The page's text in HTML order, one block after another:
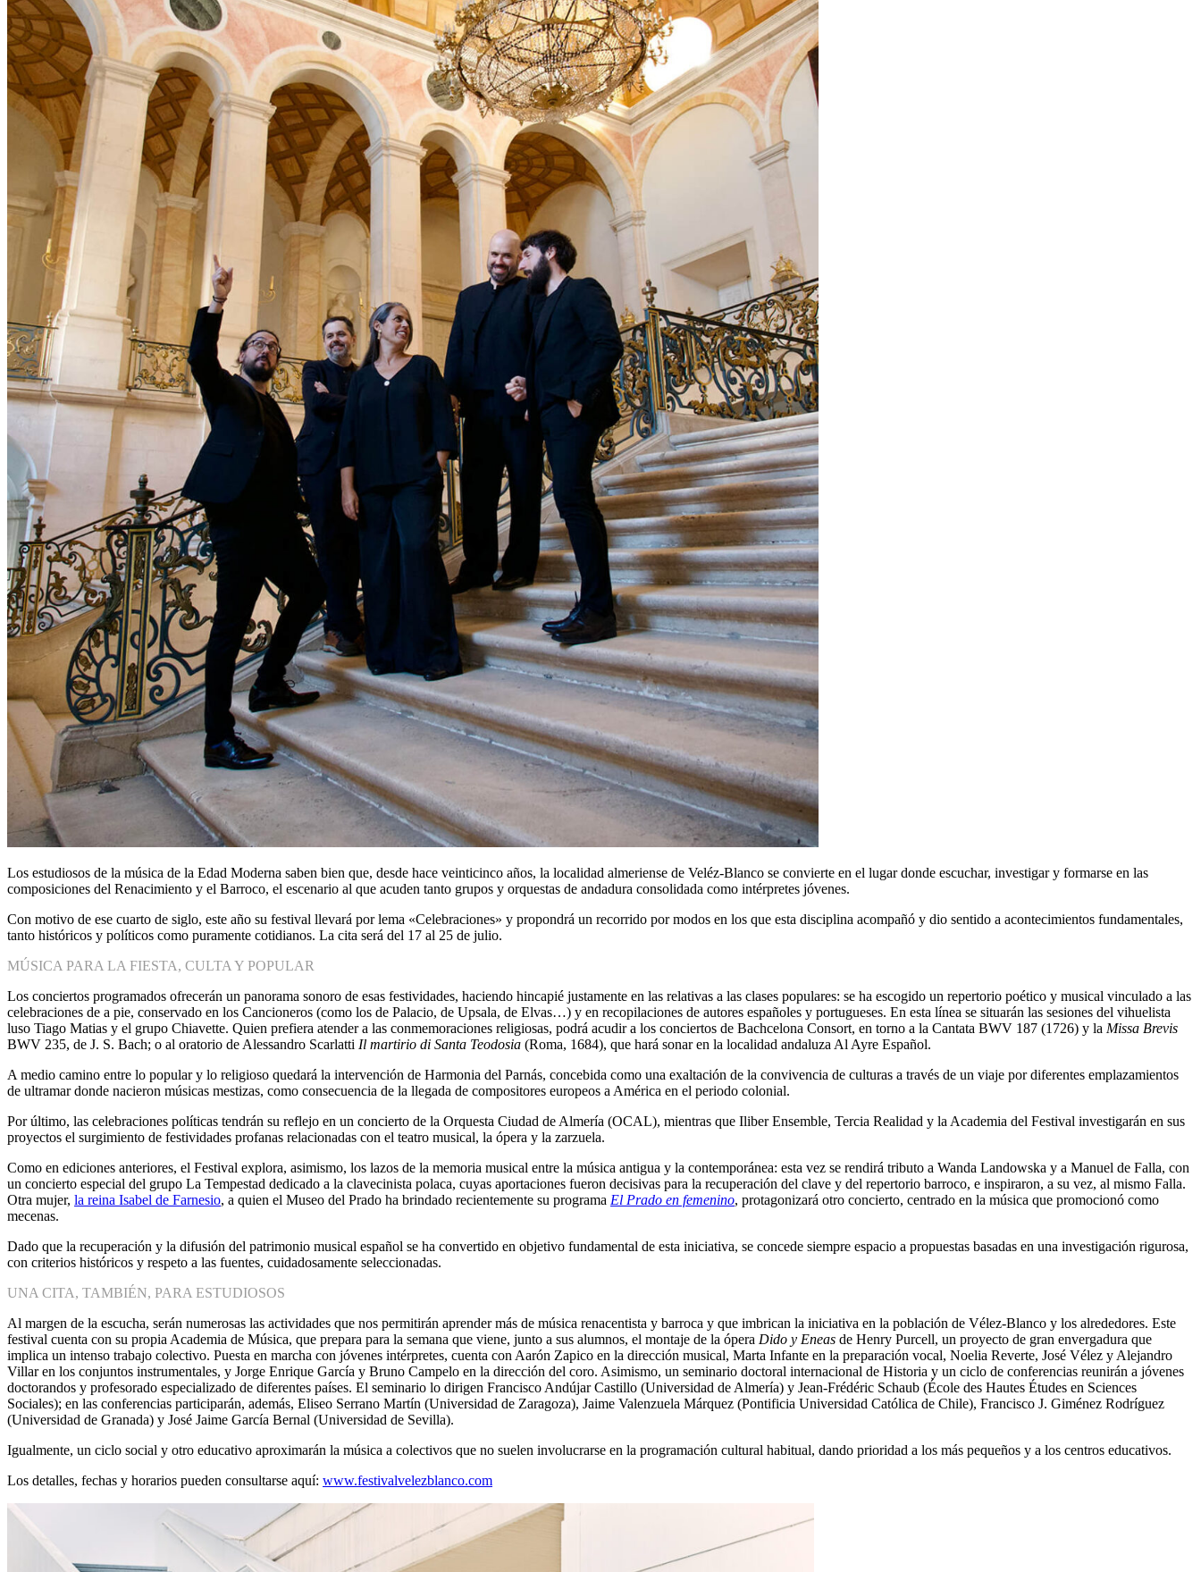
Los estudiosos de la música de la Edad Moderna saben bien que, desde hace veinticinco años, la localidad almeriense de Veléz-Blanco se convierte en el lugar donde escuchar, investigar y formarse en las
composiciones del Renacimiento y el Barroco, el escenario al que acuden tanto grupos y orquestas de andadura consolidada como intérpretes jóvenes.
Con motivo de ese cuarto de siglo, este año su festival llevará por lema «Celebraciones» y propondrá un recorrido por modos en los que esta disciplina acompañó y dio sentido a acontecimientos fundamentales,
tanto históricos y políticos como puramente cotidianos. La cita será del 17 al 25 de julio.
MÚSICA PARA LA FIESTA, CULTA Y POPULAR
Los conciertos programados ofrecerán un panorama sonoro de esas festividades, haciendo hincapié justamente en las relativas a las clases populares: se ha escogido un repertorio poético y musical vinculado a las
celebraciones de a pie, conservado en los Cancioneros (como los de Palacio, de Upsala, de Elvas…) y en recopilaciones de autores españoles y portugueses. En esta línea se situarán las sesiones del vihuelista
luso Tiago Matias y el grupo Chiavette. Quien prefiera atender a las conmemoraciones religiosas, podrá acudir a los conciertos de Bachcelona Consort, en torno a la Cantata BWV 187 (1726) y la Missa Brevis
BWV 235, de J. S. Bach; o al oratorio de Alessandro Scarlatti Il martirio di Santa Teodosia (Roma, 1684), que hará sonar en la localidad andaluza Al Ayre Español.
A medio camino entre lo popular y lo religioso quedará la intervención de Harmonia del Parnás, concebida como una exaltación de la convivencia de culturas a través de un viaje por diferentes emplazamientos
de ultramar donde nacieron músicas mestizas, como consecuencia de la llegada de compositores europeos a América en el periodo colonial.
Por último, las celebraciones políticas tendrán su reflejo en un concierto de la Orquesta Ciudad de Almería (OCAL), mientras que Iliber Ensemble, Tercia Realidad y la Academia del Festival investigarán en sus
proyectos el surgimiento de festividades profanas relacionadas con el teatro musical, la ópera y la zarzuela.
Como en ediciones anteriores, el Festival explora, asimismo, los lazos de la memoria musical entre la música antigua y la contemporánea: esta vez se rendirá tributo a Wanda Landowska y a Manuel de Falla, con
un concierto especial del grupo La Tempestad dedicado a la clavecinista polaca, cuyas aportaciones fueron decisivas para la recuperación del clave y del repertorio barroco, e inspiraron, a su vez, al mismo Falla.
Otra mujer, la reina Isabel de Farnesio, a quien el Museo del Prado ha brindado recientemente su programa El Prado en femenino, protagonizará otro concierto, centrado en la música que promocionó como
mecenas.
Dado que la recuperación y la difusión del patrimonio musical español se ha convertido en objetivo fundamental de esta iniciativa, se concede siempre espacio a propuestas basadas en una investigación rigurosa,
con criterios históricos y respeto a las fuentes, cuidadosamente seleccionadas.
UNA CITA, TAMBIÉN, PARA ESTUDIOSOS
Al margen de la escucha, serán numerosas las actividades que nos permitirán aprender más de música renacentista y barroca y que imbrican la iniciativa en la población de Vélez-Blanco y los alrededores. Este
festival cuenta con su propia Academia de Música, que prepara para la semana que viene, junto a sus alumnos, el montaje de la ópera Dido y Eneas de Henry Purcell, un proyecto de gran envergadura que
implica un intenso trabajo colectivo. Puesta en marcha con jóvenes intérpretes, cuenta con Aarón Zapico en la dirección musical, Marta Infante en la preparación vocal, Noelia Reverte, José Vélez y Alejandro
Villar en los conjuntos instrumentales, y Jorge Enrique García y Bruno Campelo en la dirección del coro. Asimismo, un seminario doctoral internacional de Historia y un ciclo de conferencias reunirán a jóvenes
doctorandos y profesorado especializado de diferentes países. El seminario lo dirigen Francisco Andújar Castillo (Universidad de Almería) y Jean-Frédéric Schaub (École des Hautes Études en Sciences
Sociales); en las conferencias participarán, además, Eliseo Serrano Martín (Universidad de Zaragoza), Jaime Valenzuela Márquez (Pontificia Universidad Católica de Chile), Francisco J. Giménez Rodríguez
(Universidad de Granada) y José Jaime García Bernal (Universidad de Sevilla).
Igualmente, un ciclo social y otro educativo aproximarán la música a colectivos que no suelen involucrarse en la programación cultural habitual, dando prioridad a los más pequeños y a los centros educativos.
Los detalles, fechas y horarios pueden consultarse aquí: www.festivalvelezblanco.com